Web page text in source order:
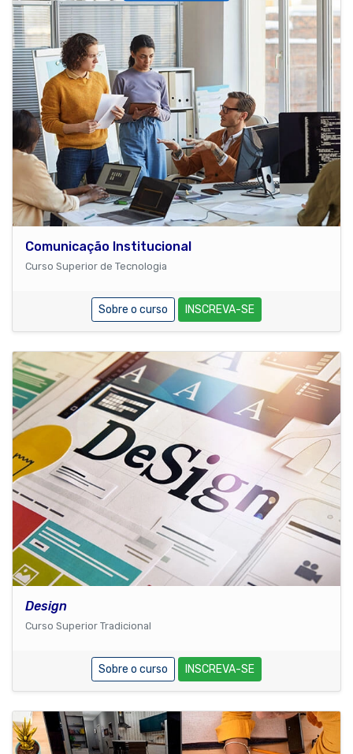
Comunicação Institucional
Curso Superior de Tecnologia
Sobre o curso INSCREVA-SE
Design
Curso Superior Tradicional
Sobre o curso INSCREVA-SE